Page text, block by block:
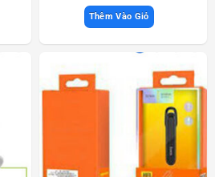
Thêm Vào Giỏ